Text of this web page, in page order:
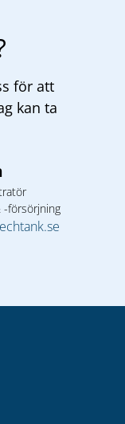
för att
kan ta
-försörjning